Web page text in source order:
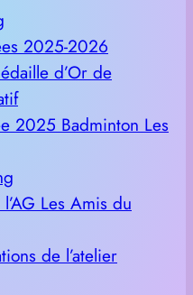
2025-2026
d’Or de
2025 Badminton Les
Les Amis du
de l’atelier